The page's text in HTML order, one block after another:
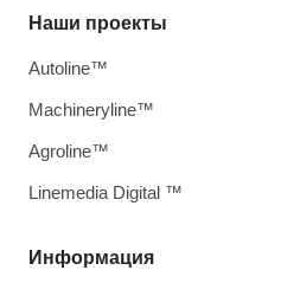
Информация
Наши проекты
Autoline™
Machineryline™
Agroline™
Linemedia Digital ™